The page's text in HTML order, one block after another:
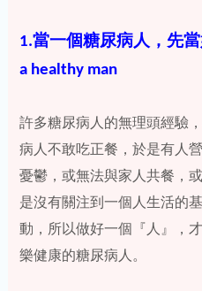
1.當一個糖尿病人，先
a healthy man
許多糖尿病人的無理頭經驗
病人不敢吃正餐，於是有人
憂鬱，或無法與家人共餐，
是沒有關注到一個人生活的
動，所以做好一個『人』，
樂健康的糖尿病人。